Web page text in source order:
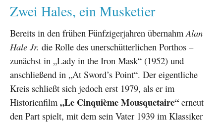
Zwei Hales, ein Musketier
Bereits in den frühen Fünfzigerjahren übernahmAlan
Hale Jr. die Rolle des unerschütterlichen Porthos –
zunächst in „Lady in the Iron Mask“ (1952) und
anschließend in „At Sword’s Point“. Der eigentliche
Kreis schließt sich jedoch erst 1979, als er im
Historienfilm „Le Cinquième Mousquetaire“ erneut
den Part spielt, mit dem sein Vater 1939 im Klassiker